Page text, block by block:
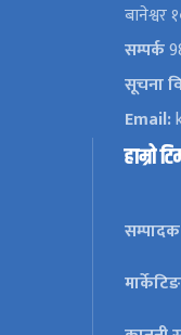
बानेश्वर
सम्पर्क
सूचना
Email:
हाम्रो